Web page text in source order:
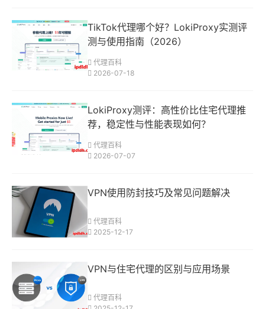
TikTok代理哪个好？LokiProxy实测评
测与使用指南（2026）
代理百科
2026-07-18
LokiProxy测评：高性价比住宅代理推
荐，稳定性与性能表现如何？
代理百科
2026-07-07
VPN使用防封技巧及常见问题解决
代理百科
2025-12-17
VPN与住宅代理的区别与应用场景
代理百科